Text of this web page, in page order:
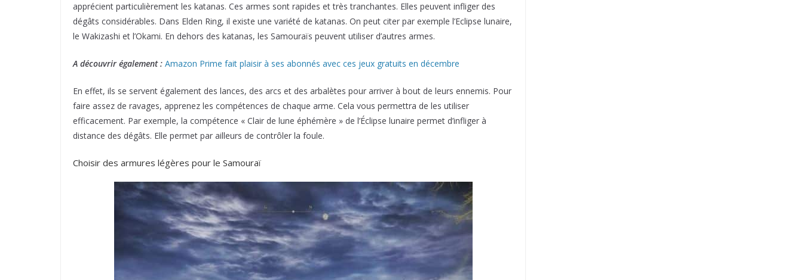
apprécient particulièrement les katanas. Ces armes sont rapides et très tranchantes. Elles peuvent infliger des
dégâts considérables. Dans Elden Ring, il existe une variété de katanas. On peut citer par exemple l’Eclipse lunaire,
le Wakizashi et l’Okami. En dehors des katanas, les Samouraïs peuvent utiliser d’autres armes.
A découvrir également : Amazon Prime fait plaisir à ses abonnés avec ces jeux gratuits en décembre
En effet, ils se servent également des lances, des arcs et des arbalètes pour arriver à bout de leurs ennemis. Pour
faire assez de ravages, apprenez les compétences de chaque arme. Cela vous permettra de les utiliser
efficacement. Par exemple, la compétence « Clair de lune éphémère » de l’Éclipse lunaire permet d’infliger à
distance des dégâts. Elle permet par ailleurs de contrôler la foule.
Choisir des armures légères pour le Samouraï